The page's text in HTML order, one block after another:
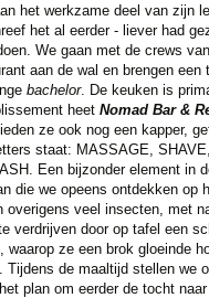
het werkzame deel van zijn
het al eerder - liever had
We gaan met de crews van
aan de wal en brengen een
bachelor. De keuken is
heet Nomad Bar &
ze ook nog een kapper,
staat: MASSAGE,
Een bijzonder element in
die we opeens ontdekken op
overigens veel insecten, met
verdrijven door op tafel een
waarop ze een brok gloeinde
Tijdens de maaltijd stellen we
plan om eerder de tocht